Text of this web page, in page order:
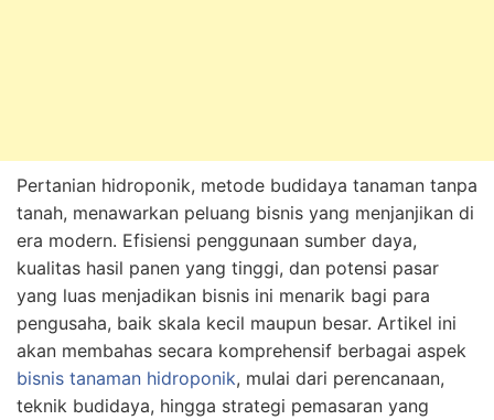
Pertanian hidroponik, metode budidaya tanaman tanpa
tanah, menawarkan peluang bisnis yang menjanjikan di
era modern. Efisiensi penggunaan sumber daya,
kualitas hasil panen yang tinggi, dan potensi pasar
yang luas menjadikan bisnis ini menarik bagi para
pengusaha, baik skala kecil maupun besar. Artikel ini
akan membahas secara komprehensif berbagai aspek
bisnis tanaman hidroponik, mulai dari perencanaan,
teknik budidaya, hingga strategi pemasaran yang